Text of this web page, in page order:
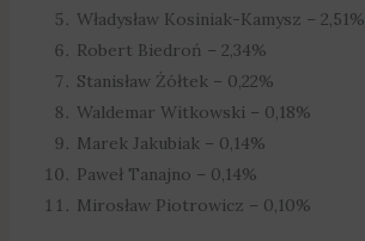
Władysław Kosiniak-Kamysz – 2,51%
Robert Biedroń – 2,34%
Stanisław Żółtek – 0,22%
Waldemar Witkowski – 0,18%
Marek Jakubiak – 0,14%
Paweł Tanajno – 0,14%
Mirosław Piotrowicz – 0,10%